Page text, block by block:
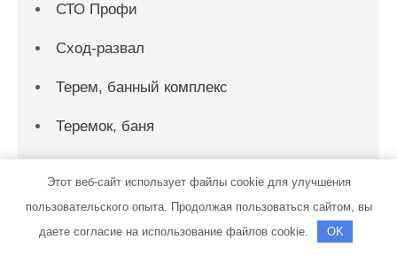
СТО Профи
Сход-развал
Терем, банный комплекс
Теремок, баня
Теремок, баня
Территория первых, сауна
Технопарк, автотехцентр для корейских,
Этот веб-сайт использует файлы cookie для улучшения
пользовательского опыта. Продолжая пользоваться сайтом, вы
даете согласие на использование файлов cookie.
OK